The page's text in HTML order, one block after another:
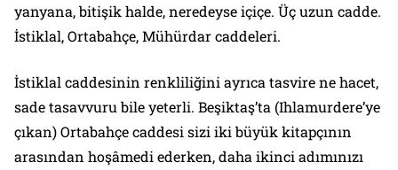
yanyana, bitişik halde, neredeyse içiçe. Üç uzun cadde.
İstiklal, Ortabahçe, Mühürdar caddeleri.
İstiklal caddesinin renkliliğini ayrıca tasvire ne hacet,
sade tasavvuru bile yeterli. Beşiktaş’ta (Ihlamurdere’ye
çıkan) Ortabahçe caddesi sizi iki büyük kitapçının
arasından hoşâmedi ederken, daha ikinci adımınızı